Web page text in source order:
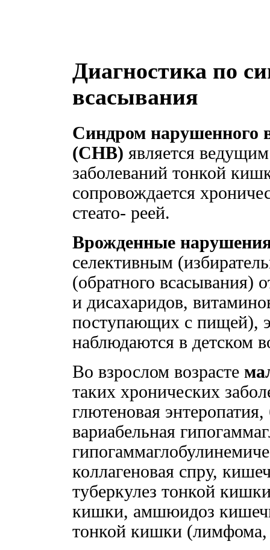
Диагностика по
всасывания
Синдром нарушенного
(СНВ) является
заболеваний тонкой
сопровождается
стеато- реей.
Врожденные
селективным
(обратного
и дисахаридов,
поступающих с пищей),
наблюдаются в детском
Во взрослом возрасте
таких хронических
глютеновая
вариабельная
коллагеновая спру,
туберкулез тонкой
кишки, амшюидоз
тонкой кишки (лимфома,